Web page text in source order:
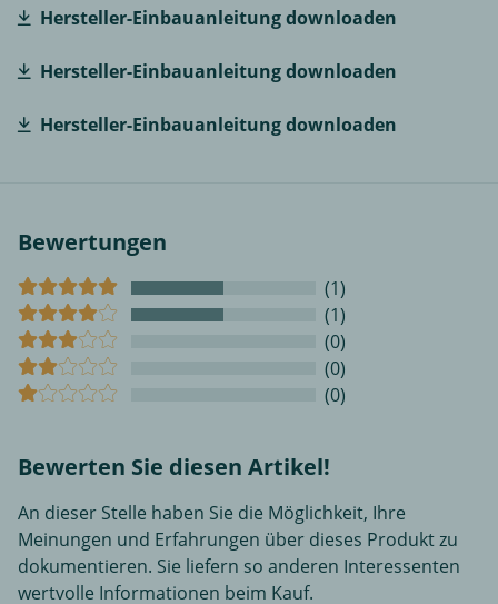
Hersteller-Einbauanleitung downloaden
Hersteller-Einbauanleitung downloaden
Hersteller-Einbauanleitung downloaden
Bewertungen
(1)
(1)
(0)
(0)
(0)
Bewerten Sie diesen Artikel!
An dieser Stelle haben Sie die Möglichkeit, Ihre
Meinungen und Erfahrungen über dieses Produkt zu
dokumentieren. Sie liefern so anderen Interessenten
wertvolle Informationen beim Kauf.